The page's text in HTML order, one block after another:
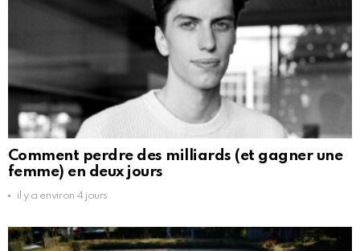
Comment perdre des milliards (et gagner une
femme) en deux jours
il y a environ 4 jours